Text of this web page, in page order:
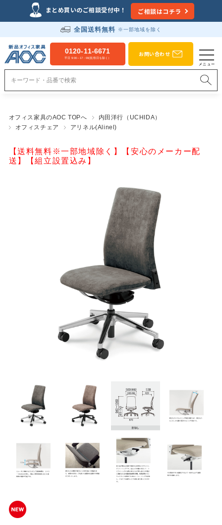
まとめ買いのご相談受付中！ ご相談はコチラ
全国送料無料 ※一部地域を除く
0120-11-6671
平日 9:00～17：00(祝祭日を除く）
お問い合わせ
オフィス家具のAOC TOPへ
内田洋行（UCHIDA）
オフィスチェア
アリネル(Alinel)
【送料無料※一部地域除く】【安心のメーカー配
送】【組立設置込み】